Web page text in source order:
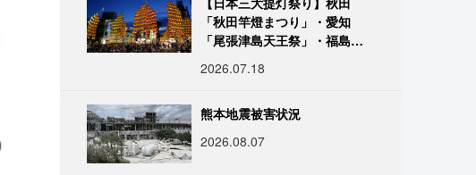
「秋田竿燈まつり」・愛知
「尾張津島天王祭」・福島
だしい灯火が夜空を照らす光
2026.07.18
熊本地震被害状況
2026.08.07